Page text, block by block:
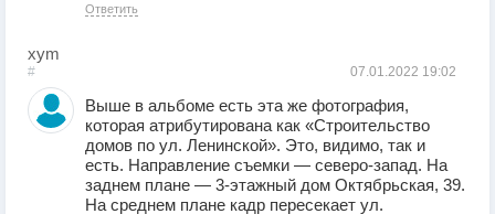
Ответить
xym
07.01.2022 19:02
#
Выше в альбоме есть эта же фотография,
которая атрибутирована как «Строительство
домов по ул. Ленинской». Это, видимо, так и
есть. Направление съемки — северо-запад. На
заднем плане — 3-этажный дом Октябрьская, 39.
На среднем плане кадр пересекает ул.